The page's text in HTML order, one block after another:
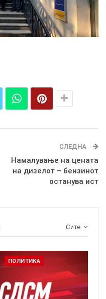
СЛЕДНА
Намалување на цената
на дизелот – бензинот
останува ист
Сите
ПОЛИТИКА